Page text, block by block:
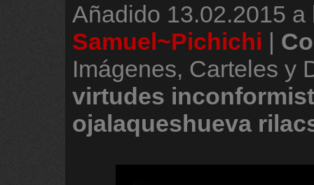
Añadido 13.02.2015 a
Samuel~Pichichi |
Imágenes, Carteles y
virtudes
ojalaqueshueva